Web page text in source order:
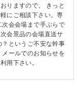
りますので、 きっと
にご相談下さい。専
会会場まで手ぶらで
会景品の会場直送サ
というご不安な幹事
ールでのお知らせを
用下さい。